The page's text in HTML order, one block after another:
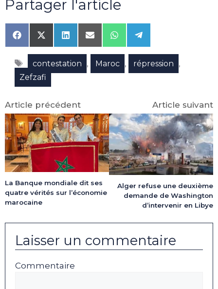
Partager l'article
Share
on
Facebook
Share
on
X
(Twitter)
Share
on
LinkedIn
Share
on
Email
Share
on
WhatsApp
Share
on
Telegram
Étiquettes
contestation , Maroc , répression ,
Zefzafi
Article précédent
La Banque mondiale dit ses
quatre vérités sur l’économie
marocaine
Article suivant
Alger refuse une deuxième
demande de Washington
d’intervenir en Libye
Laisser un commentaire
Commentaire